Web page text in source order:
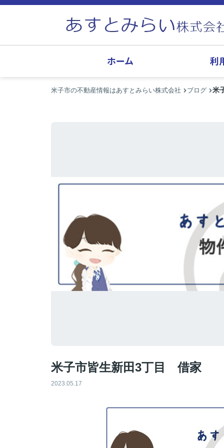
ホーム 利
米子市の不動産情報はあすとみらい株式会社 ブログ 米
米子市皆生新田3丁目 借家
2023.05.17